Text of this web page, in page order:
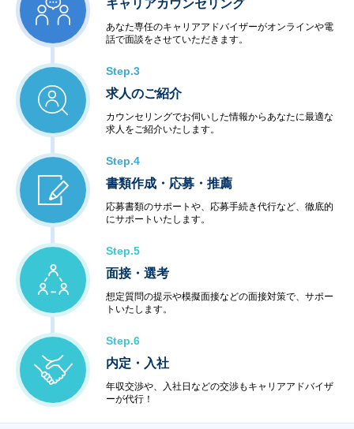
キャリアカウンセリング
あなた専任のキャリアアドバイザーがオンラインや電
話で面談をさせていただきます。
Step.3
求人のご紹介
カウンセリングでお伺いした情報からあなたに最適な
求人をご紹介いたします。
Step.4
書類作成・応募・推薦
応募書類のサポートや、応募手続き代行など、徹底的
にサポートいたします。
Step.5
面接・選考
想定質問の提示や模擬面接などの面接対策で、サポー
トいたします。
Step.6
内定・入社
年収交渉や、入社日などの交渉もキャリアアドバイザ
ーが代行！